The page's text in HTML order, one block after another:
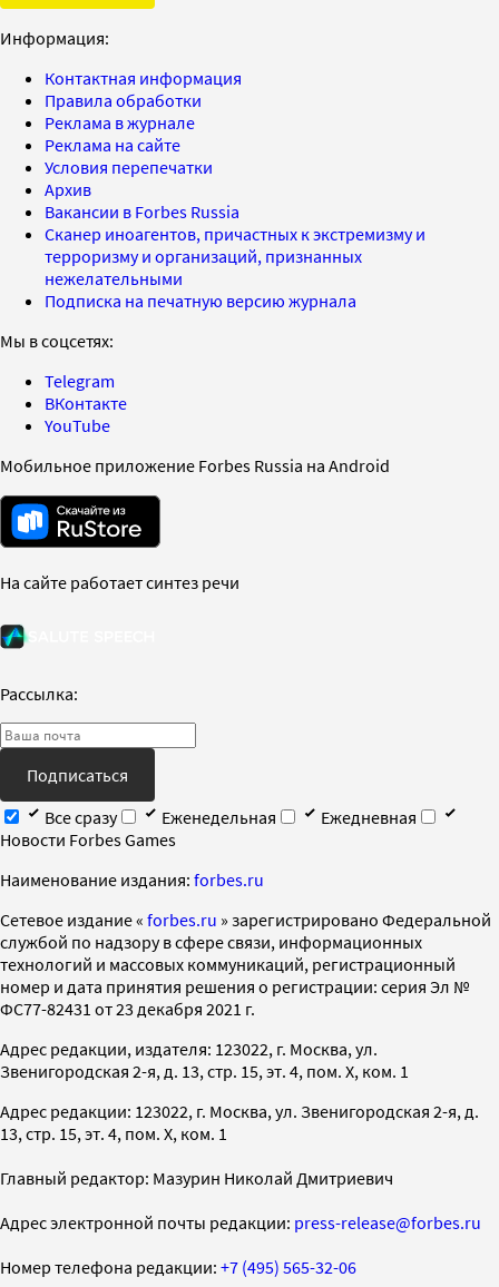
Информация:
Контактная информация
Правила обработки
Реклама в журнале
Реклама на сайте
Условия перепечатки
Архив
Вакансии в Forbes Russia
Сканер иноагентов, причастных к экстремизму и
терроризму и организаций, признанных
нежелательными
Подписка на печатную версию журнала
Мы в соцсетях:
Telegram
ВКонтакте
YouTube
Мобильное приложение Forbes Russia на Android
На сайте работает синтез речи
Рассылка:
Подписаться
Все сразу
Еженедельная
Ежедневная
Новости Forbes Games
Наименование издания: forbes.ru
Cетевое издание « forbes.ru » зарегистрировано Федеральной
службой по надзору в сфере связи, информационных
технологий и массовых коммуникаций, регистрационный
номер и дата принятия решения о регистрации: серия Эл №
ФС77-82431 от 23 декабря 2021 г.
Адрес редакции, издателя: 123022, г. Москва, ул.
Звенигородская 2-я, д. 13, стр. 15, эт. 4, пом. X, ком. 1
Адрес редакции: 123022, г. Москва, ул. Звенигородская 2-я, д.
13, стр. 15, эт. 4, пом. X, ком. 1
Главный редактор: Мазурин Николай Дмитриевич
Адрес электронной почты редакции: press-release@forbes.ru
Номер телефона редакции: +7 (495) 565-32-06